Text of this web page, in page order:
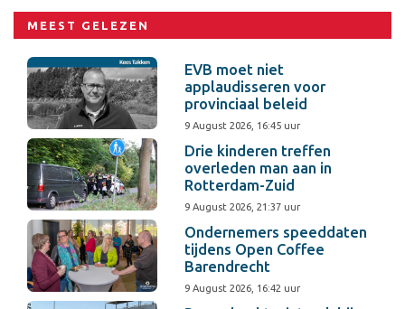
MEEST GELEZEN
EVB moet niet
applaudisseren voor
provinciaal beleid
9 August 2026, 16:45 uur
Drie kinderen treffen
overleden man aan in
Rotterdam-Zuid
9 August 2026, 21:37 uur
Ondernemers speeddaten
tijdens Open Coffee
Barendrecht
9 August 2026, 16:42 uur